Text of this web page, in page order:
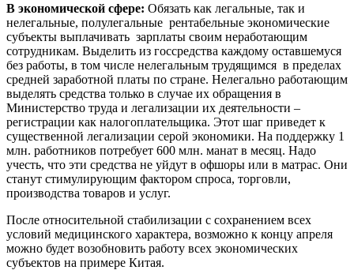
В экономической сфере: Обязать как легальные, так и
нелегальные, полулегальные рентабельные экономические
субъекты выплачивать зарплаты своим неработающим
сотрудникам. Выделить из госсредства каждому оставшемуся
без работы, в том числе нелегальным трудящимся в пределах
средней заработной платы по стране. Нелегально работающим
выделять средства только в случае их обращения в
Министерство труда и легализации их деятельности –
регистрации как налогоплательщика. Этот шаг приведет к
существенной легализации серой экономики. На поддержку 1
млн. работников потребует 600 млн. манат в месяц. Надо
учесть, что эти средства не уйдут в офшоры или в матрас. Они
станут стимулирующим фактором спроса, торговли,
производства товаров и услуг.
После относительной стабилизации с сохранением всех
условий медицинского характера, возможно к концу апреля
можно будет возобновить работу всех экономических
субъектов на примере Китая.